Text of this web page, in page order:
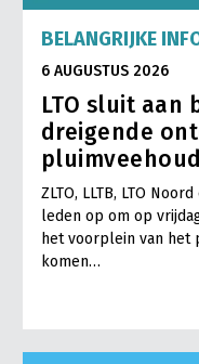
Medewerkers
Vacatures
Pers
BELANGRIJKE
6 AUGUSTUS 2026
LTO sluit aan
dreigende
ZLTO, LLTB, LTO
leden op om op
het voorplein van het
komen…